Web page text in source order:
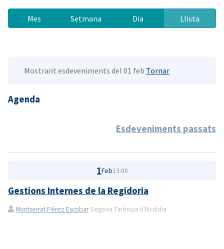
Mes Setmana Dia Llista
Mostrant esdeveniments del 01 feb Tornar
Agenda
Esdeveniments passats
1Feb13:00
Gestions Internes de la Regidoria
Montserrat Pérez EscobarSegona Tinènçia d'Alcaldia